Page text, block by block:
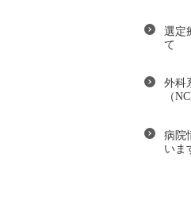
選定
て
外科
（
病院
いま